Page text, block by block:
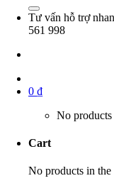
Tư vấn hỗ trợ
561 998
0 ₫
No products
Cart
No products in the